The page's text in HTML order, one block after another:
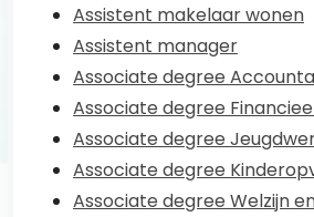
Assistent makelaar wonen
Assistent manager
Associate degree
Associate degree
Associate degree
Associate degree
Associate degree Welzijn